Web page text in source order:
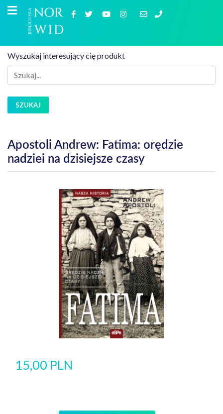
Wyszukaj interesujący cię produkt
SZUKAJ
Apostoli Andrew: Fatima: orędzie
nadziei na dzisiejsze czasy
15,00 PLN